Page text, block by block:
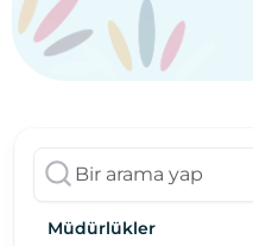
Müdürlükler